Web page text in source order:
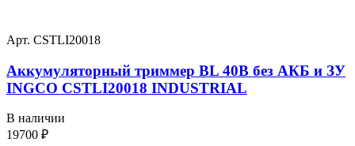
Арт. CSTLI20018
Аккумуляторный триммер BL 40В без АКБ и ЗУ
INGCO CSTLI20018 INDUSTRIAL
В наличии
19700 ₽